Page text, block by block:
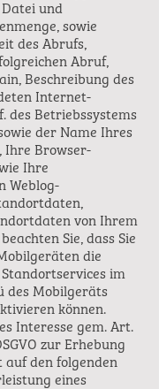
und
sowie
des Abrufs,
Abruf,
Beschreibung des
Internet-
des Betriebssystems
der Name Ihres
Ihre Browser-
Ihre
Weblog-
von Ihrem
Sie, dass Sie
die
im
des Mobilgeräts
können.
Interesse gem. Art.
zur Erhebung
den folgenden
eines